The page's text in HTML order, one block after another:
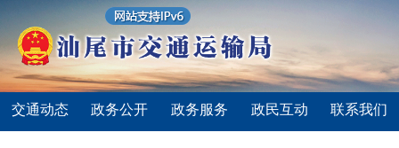
交通动态 政务公开 政务服务 政民互动 联系我们